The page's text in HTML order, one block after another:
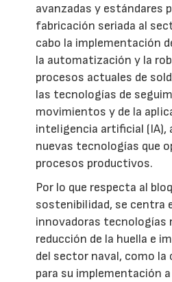
avanzadas y estándares
fabricación seriada al
cabo la implementación
la automatización y la
procesos actuales de
las tecnologías de
movimientos y de la
inteligencia artificial (IA),
nuevas tecnologías que
procesos productivos.
Por lo que respecta al
sostenibilidad, se centra
innovadoras tecnologías
reducción de la huella e
del sector naval, como la
para su implementación